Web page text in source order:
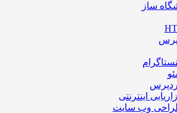
ساز
اینترنتی
وب سایت